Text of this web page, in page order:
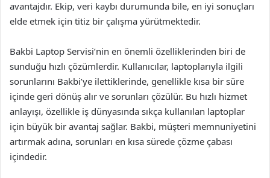
avantajdır. Ekip, veri kaybı durumunda bile, en iyi sonuçları
elde etmek için titiz bir çalışma yürütmektedir.
Bakbi Laptop Servisi’nin en önemli özelliklerinden biri de
sunduğu hızlı çözümlerdir. Kullanıcılar, laptoplarıyla ilgili
sorunlarını Bakbi’ye ilettiklerinde, genellikle kısa bir süre
içinde geri dönüş alır ve sorunları çözülür. Bu hızlı hizmet
anlayışı, özellikle iş dünyasında sıkça kullanılan laptoplar
için büyük bir avantaj sağlar. Bakbi, müşteri memnuniyetini
artırmak adına, sorunları en kısa sürede çözme çabası
içindedir.